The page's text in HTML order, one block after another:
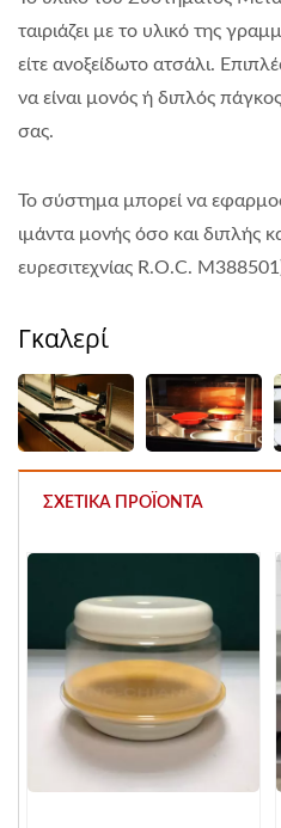
ταιριάζει με το υλικό της
είτε ανοξείδωτο ατσάλι.
να είναι μονός ή διπλός
σας.
Το σύστημα μπορεί να
ιμάντα μονής όσο και διπλής
ευρεσιτεχνίας R.O.C.
Γκαλερί
ΣΧΕΤΙΚΆ ΠΡΟΪΌΝΤΑ